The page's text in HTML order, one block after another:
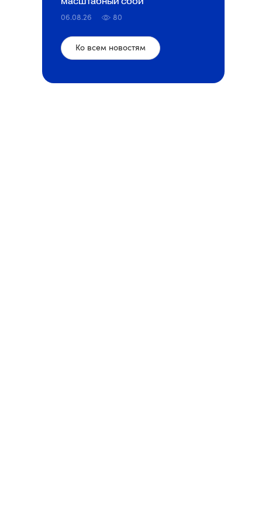
06.08.26 80
Ко всем новостям